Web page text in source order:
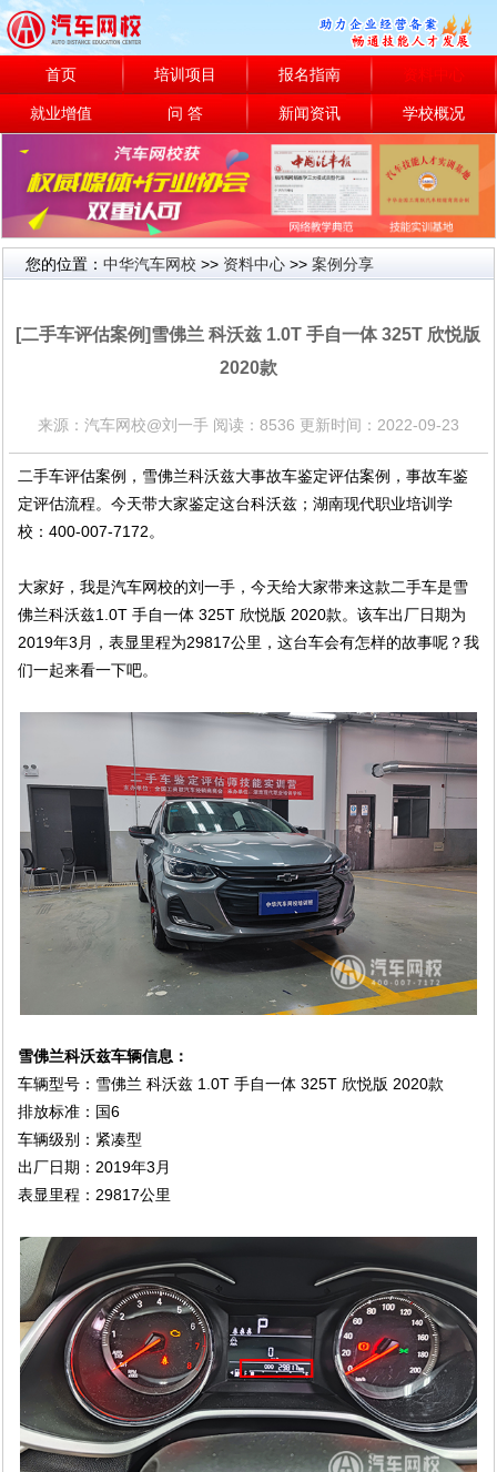
首页 培训项目 报名指南 资料中心
就业增值 问 答 新闻资讯 学校概况
您的位置：中华汽车网校 >> 资料中心 >>案例分享
[二手车评估案例]雪佛兰 科沃兹 1.0T 手自一体 325T 欣悦版
2020款
来源：汽车网校@刘一手 阅读：8536 更新时间：2022-09-23
二手车评估案例，雪佛兰科沃兹大事故车鉴定评估案例，事故车鉴
定评估流程。今天带大家鉴定这台科沃兹；湖南现代职业培训学
校：400-007-7172。
大家好，我是汽车网校的刘一手，今天给大家带来这款二手车是雪
佛兰科沃兹1.0T 手自一体 325T 欣悦版 2020款。该车出厂日期为
2019年3月，表显里程为29817公里，这台车会有怎样的故事呢？我
们一起来看一下吧。
雪佛兰科沃兹车辆信息：
车辆型号： 雪佛兰 科沃兹 1.0T 手自一体 325T 欣悦版 2020款
排放标准：国6
车辆级别：紧凑型
出厂日期：2019年3月
表显里程： 29817公里